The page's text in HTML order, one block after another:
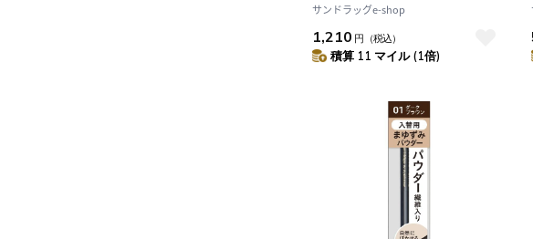
サンドラッグe-shop
1,210 円 （税込）
積算 11 マイル (1倍)